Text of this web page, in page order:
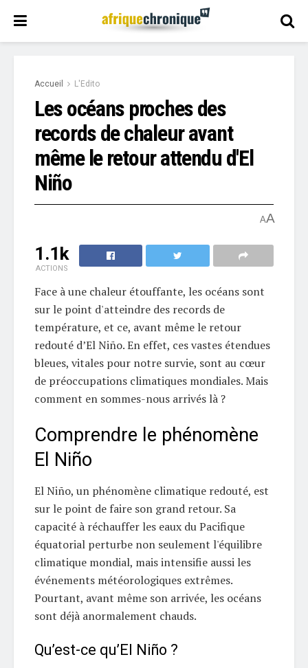
Accueil L'Edito
Les océans proches des
records de chaleur avant
même le retour attendu d'El
Niño
AA
1.1k
ACTIONS
Face à une chaleur étouffante, les océans sont
sur le point d'atteindre des records de
température, et ce, avant même le retour
redouté d’El Niño. En effet, ces vastes étendues
bleues, vitales pour notre survie, sont au cœur
de préoccupations climatiques mondiales. Mais
comment en sommes-nous arrivés là ?
Comprendre le phénomène
El Niño
El Niño, un phénomène climatique redouté, est
sur le point de faire son grand retour. Sa
capacité à réchauffer les eaux du Pacifique
équatorial perturbe non seulement l'équilibre
climatique mondial, mais intensifie aussi les
événements météorologiques extrêmes.
Pourtant, avant même son arrivée, les océans
sont déjà anormalement chauds.
Qu’est-ce qu’El Niño ?